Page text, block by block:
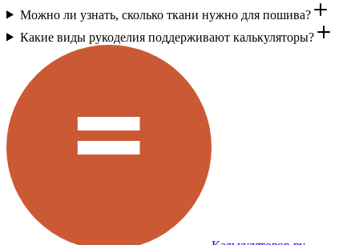
Можно ли узнать, сколько ткани нужно для пошива?
Какие виды рукоделия поддерживают калькуляторы?